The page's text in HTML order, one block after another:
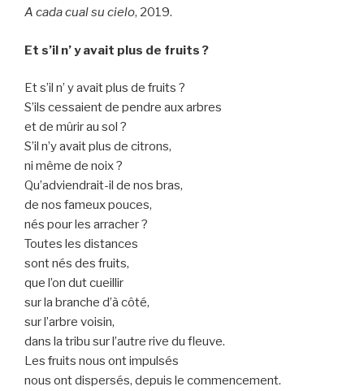
A cada cual su cielo, 2019.
Et s’il n’ y avait plus de fruits ?
Et s’il n’ y avait plus de fruits ?
S’ils cessaient de pendre aux arbres
et de mûrir au sol ?
S’il n’y avait plus de citrons,
ni même de noix ?
Qu’adviendrait-il de nos bras,
de nos fameux pouces,
nés pour les arracher ?
Toutes les distances
sont nés des fruits,
que l’on dut cueillir
sur la branche d’à côté,
sur l’arbre voisin,
dans la tribu sur l’autre rive du fleuve.
Les fruits nous ont impulsés
nous ont dispersés, depuis le commencement.